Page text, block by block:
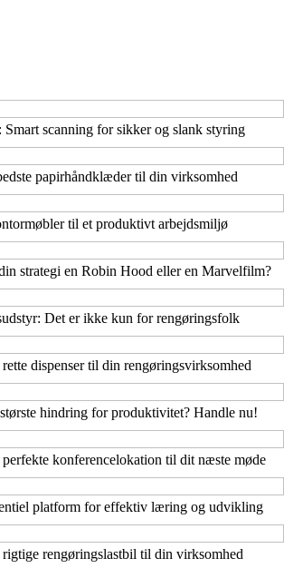
scanning for sikker og slank styring
papirhåndklæder til din virksomhed
til et produktivt arbejdsmiljø
strategi en Robin Hood eller en Marvelfilm?
Det er ikke kun for rengøringsfolk
dispenser til din rengøringsvirksomhed
hindring for produktivitet? Handle nu!
konferencelokation til dit næste møde
platform for effektiv læring og udvikling
rengøringslastbil til din virksomhed